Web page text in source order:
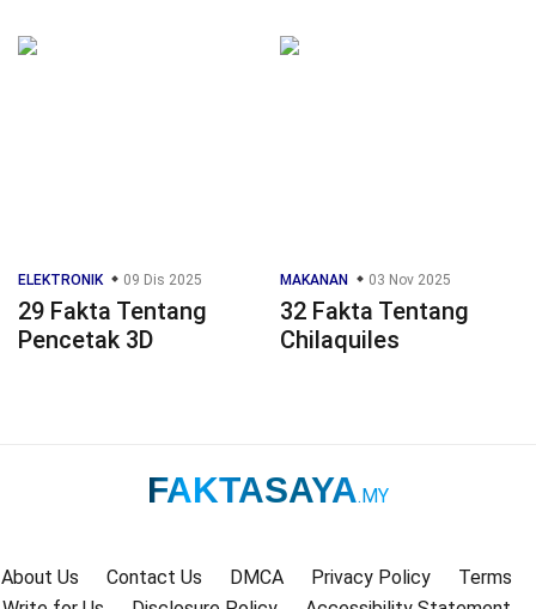
ELEKTRONIK 09 Dis 2025
29 Fakta Tentang
Pencetak 3D
MAKANAN 03 Nov 2025
32 Fakta Tentang
Chilaquiles
FAKTASAYA.MY
About Us Contact Us DMCA Privacy Policy
Terms